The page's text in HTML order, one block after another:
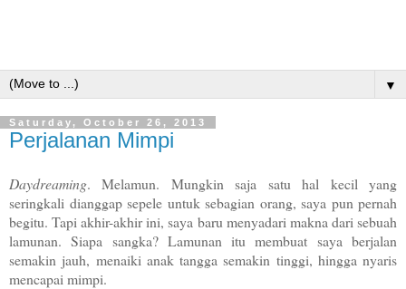
▼
Saturday, October 26, 2013
Perjalanan Mimpi
Daydreaming. Melamun. Mungkin saja satu hal kecil yang
seringkali dianggap sepele untuk sebagian orang, saya pun pernah
begitu. Tapi akhir-akhir ini, saya baru menyadari makna dari sebuah
lamunan. Siapa sangka? Lamunan itu membuat saya berjalan
semakin jauh, menaiki anak tangga semakin tinggi, hingga nyaris
mencapai mimpi.